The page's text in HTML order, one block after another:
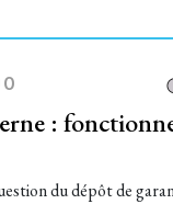
:
du dépôt de